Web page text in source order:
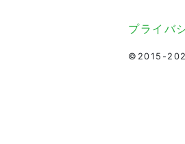
プライバ
©2015-